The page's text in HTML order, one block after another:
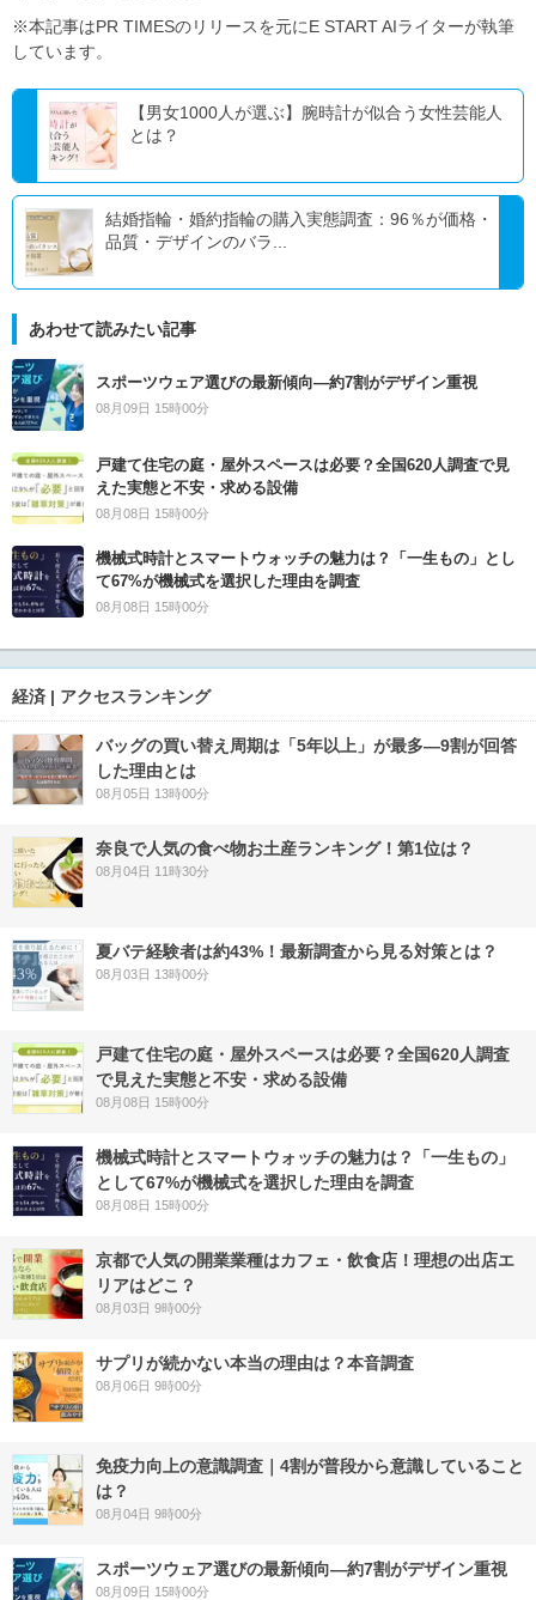
※本記事はPR TIMESのリリースを元にE START AIライターが執筆
しています。
【男女1000人が選ぶ】腕時計が似合う女性芸能人
とは？
結婚指輪・婚約指輪の購入実態調査：96％が価格・
品質・デザインのバラ...
あわせて読みたい記事
スポーツウェア選びの最新傾向―約7割がデザイン重視
08月09日 15時00分
戸建て住宅の庭・屋外スペースは必要？全国620人調査で見
えた実態と不安・求める設備
08月08日 15時00分
機械式時計とスマートウォッチの魅力は？「一生もの」とし
て67%が機械式を選択した理由を調査
08月08日 15時00分
経済 | アクセスランキング
バッグの買い替え周期は「5年以上」が最多―9割が回答
した理由とは
08月05日 13時00分
奈良で人気の食べ物お土産ランキング！第1位は？
08月04日 11時30分
夏バテ経験者は約43%！最新調査から見る対策とは？
08月03日 13時00分
戸建て住宅の庭・屋外スペースは必要？全国620人調査
で見えた実態と不安・求める設備
08月08日 15時00分
機械式時計とスマートウォッチの魅力は？「一生もの」
として67%が機械式を選択した理由を調査
08月08日 15時00分
京都で人気の開業業種はカフェ・飲食店！理想の出店エ
リアはどこ？
08月03日 9時00分
サプリが続かない本当の理由は？本音調査
08月06日 9時00分
免疫力向上の意識調査｜4割が普段から意識していること
は？
08月04日 9時00分
スポーツウェア選びの最新傾向―約7割がデザイン重視
08月09日 15時00分